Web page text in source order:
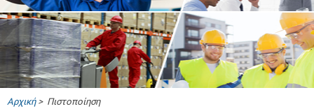
Αρχική> Πιστοποίηση